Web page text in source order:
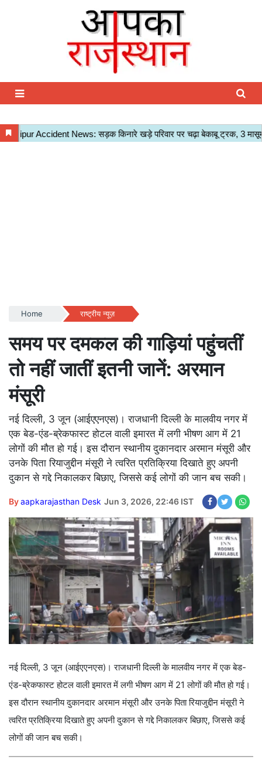
Home राष्ट्रीय न्यूज़
समय पर दमकल की गाड़ियां पहुंचतीं
तो नहीं जातीं इतनी जानें: अरमान
मंसूरी
नई दिल्ली, 3 जून (आईएएनएस)। राजधानी दिल्ली के मालवीय नगर में
एक बेड-एंड-ब्रेकफास्ट होटल वाली इमारत में लगी भीषण आग में 21
लोगों की मौत हो गई। इस दौरान स्थानीय दुकानदार अरमान मंसूरी और
उनके पिता रियाजुद्दीन मंसूरी ने त्वरित प्रतिक्रिया दिखाते हुए अपनी
दुकान से गद्दे निकालकर बिछाए, जिससे कई लोगों की जान बच सकी।
Byaapkarajasthan Desk Jun 3, 2026, 22:46 IST
नई दिल्ली, 3 जून (आईएएनएस)। राजधानी दिल्ली के मालवीय नगर में एक बेड-
एंड-ब्रेकफास्ट होटल वाली इमारत में लगी भीषण आग में 21 लोगों की मौत हो गई।
इस दौरान स्थानीय दुकानदार अरमान मंसूरी और उनके पिता रियाजुद्दीन मंसूरी ने
त्वरित प्रतिक्रिया दिखाते हुए अपनी दुकान से गद्दे निकालकर बिछाए, जिससे कई
लोगों की जान बच सकी।